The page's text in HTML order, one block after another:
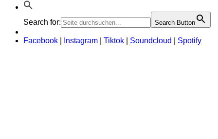
Search for: Search Button
Facebook Instagram Tiktok Soundcloud Spotify